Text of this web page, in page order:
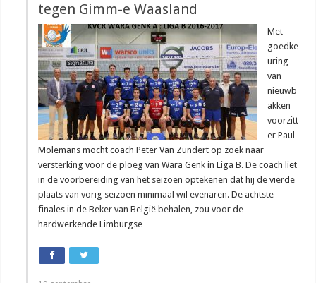
tegen Gimm-e Waasland
Met
goedke
uring
van
nieuwb
akken
voorzitt
er Paul
Molemans mocht coach Peter Van Zundert op zoek naar
versterking voor de ploeg van Wara Genk in Liga B. De coach liet
in de voorbereiding van het seizoen optekenen dat hij de vierde
plaats van vorig seizoen minimaal wil evenaren. De achtste
finales in de Beker van België behalen, zou voor de
hardwerkende Limburgse …